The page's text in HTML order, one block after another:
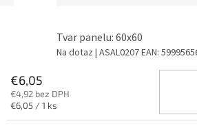
Tvar panelu: 60x60
Na dotaz | ASAL0207EAN:
€6,05
€4,92 bez DPH
Jednotková
€6,05 / 1 ks